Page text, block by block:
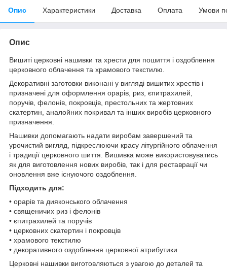
Опис Характеристики Доставка Оплата Умови
Опис
Вишиті церковні нашивки та хрести для пошиття і оздоблення
церковного облачення та храмового текстилю.
Декоративні заготовки виконані у вигляді вишитих хрестів і
призначені для оформлення орарів, риз, єпитрахилей,
поручів, фелонів, покровців, престольних та жертовних
скатертин, аналойних покривал та інших виробів церковного
призначення.
Нашивки допомагають надати виробам завершений та
урочистий вигляд, підкреслюючи красу літургійного облачення
і традиції церковного шиття. Вишивка може використовуватись
як для виготовлення нових виробів, так і для реставрації чи
оновлення вже існуючого оздоблення.
Підходить для:
• орарів та дияконського облачення
• священичих риз і фелонів
• єпитрахилей та поручів
• церковних скатертин і покровців
• храмового текстилю
• декоративного оздоблення церковної атрибутики
Церковні нашивки виготовляються з увагою до деталей та